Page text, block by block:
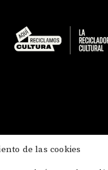
de las cookies